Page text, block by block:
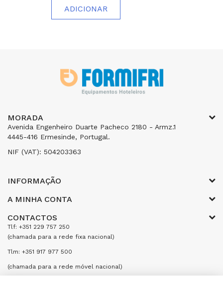
ADICIONAR
MORADA
Avenida Engenheiro Duarte Pacheco 2180 - Armz.1
4445-416 Ermesinde, Portugal.
NIF (VAT): 504203363
INFORMAÇÃO
A MINHA CONTA
CONTACTOS
Tlf: +351 229 757 250
(chamada para a rede fixa nacional)
Tlm: +351 917 977 500
(chamada para a rede móvel nacional)